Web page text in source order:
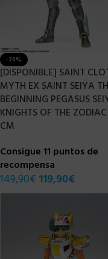
-20%
[DISPONIBLE] SAINT
MYTH EX SAINT SEIYA
BEGINNING PEGASUS
KNIGHTS OF THE
CM
Consigue 11 puntos de
recompensa
149,90€ 119,90€